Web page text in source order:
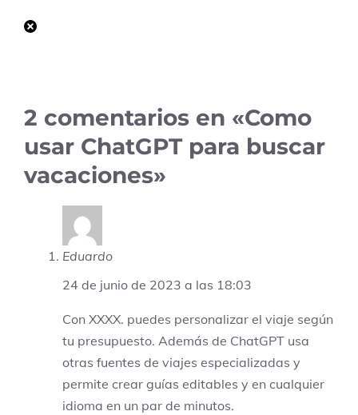
2 comentarios en «Como
usar ChatGPT para buscar
vacaciones»
Eduardo
24 de junio de 2023 a las 18:03
Con XXXX. puedes personalizar el viaje según
tu presupuesto. Además de ChatGPT usa
otras fuentes de viajes especializadas y
permite crear guías editables y en cualquier
idioma en un par de minutos.